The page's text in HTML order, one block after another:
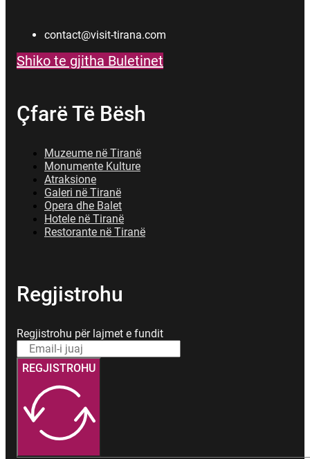
contact@visit-tirana.com
Shiko te gjitha Buletinet
Çfarë Të Bësh
Muzeume në Tiranë
Monumente Kulture
Atraksione
Galeri në Tiranë
Opera dhe Balet
Hotele në Tiranë
Restorante në Tiranë
Regjistrohu
Regjistrohu për lajmet e fundit
REGJISTROHU